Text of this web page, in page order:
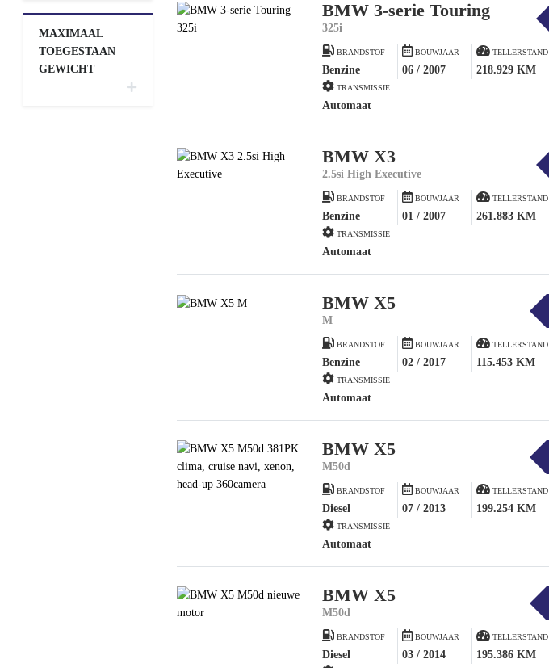
MAXIMAAL
TOEGESTAAN
GEWICHT
BMW 3-serie Touring
325i
BRANDSTOF
Benzine
BOUWJAAR
06 / 2007
TELLERSTAND
218.929 KM
TRANSMISSIE
Automaat
BMW X3
2.5si High Executive
BRANDSTOF
Benzine
BOUWJAAR
01 / 2007
TELLERSTAND
261.883 KM
TRANSMISSIE
Automaat
BMW X5
M
BRANDSTOF
Benzine
BOUWJAAR
02 / 2017
TELLERSTAND
115.453 KM
TRANSMISSIE
Automaat
BMW X5
M50d
BRANDSTOF
Diesel
BOUWJAAR
07 / 2013
TELLERSTAND
199.254 KM
TRANSMISSIE
Automaat
BMW X5
M50d
BRANDSTOF
Diesel
BOUWJAAR
03 / 2014
TELLERSTAND
195.386 KM